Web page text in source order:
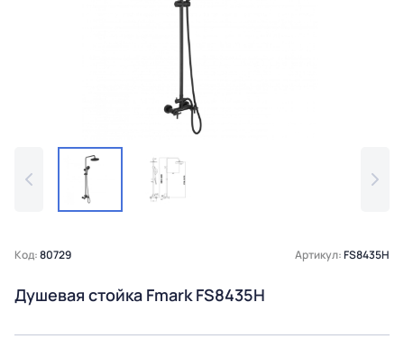
Код:80729 Артикул:FS8435H
Душевая стойка Fmark FS8435H